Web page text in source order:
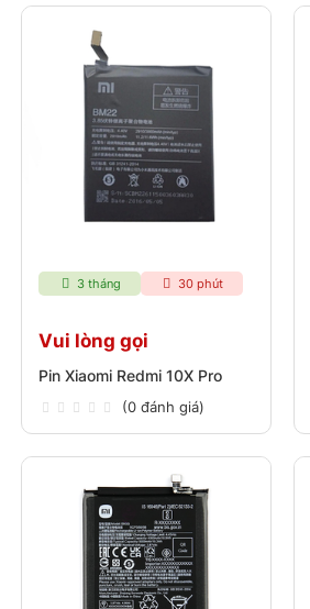
3 tháng 30 phút
Vui lòng gọi
Pin Xiaomi Redmi 10X Pro
(0 đánh giá)